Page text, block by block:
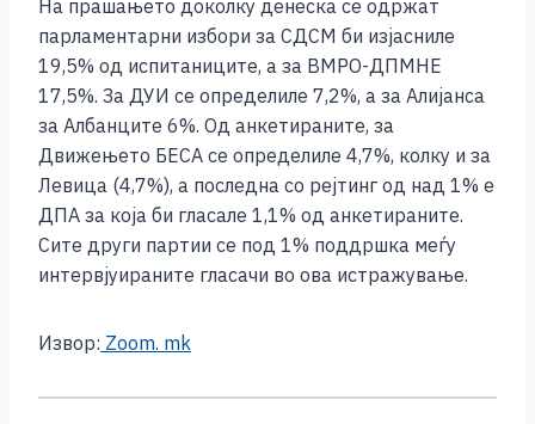
На прашањето доколку денеска се одржат
парламентарни избори за СДСМ би изјасниле
19,5% од испитаниците, а за ВМРО-ДПМНЕ
17,5%. За ДУИ се определиле 7,2%, а за Алијанса
за Албанците 6%. Од анкетираните, за
Движењето БЕСА се определиле 4,7%, колку и за
Левица (4,7%), а последна со рејтинг од над 1% е
ДПА за која би гласале 1,1% од анкетираните.
Сите други партии се под 1% поддршка меѓу
интервјуираните гласачи во ова истражување.
Извор: Zoom. mk